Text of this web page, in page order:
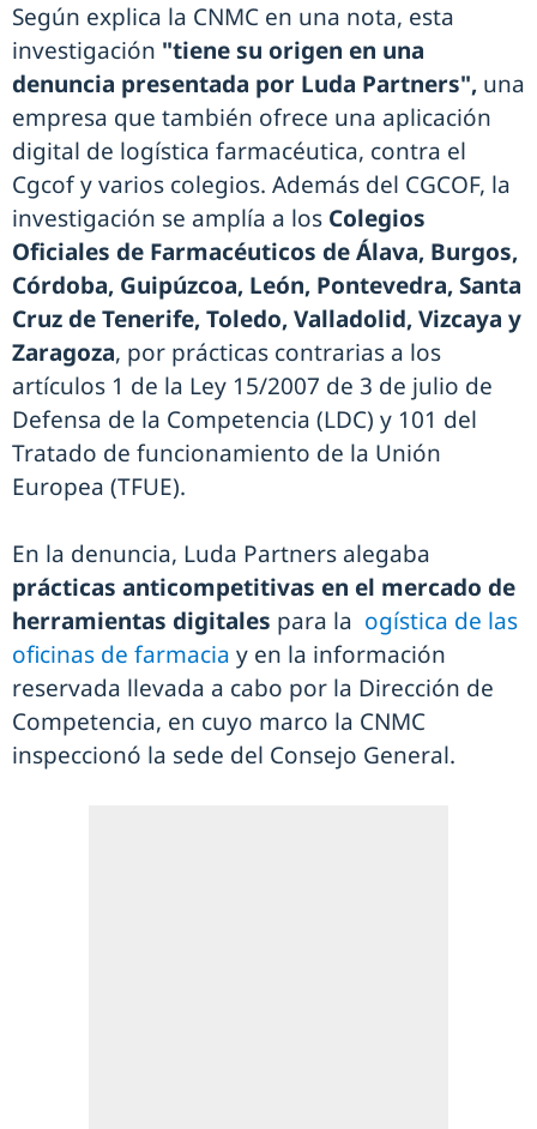
Según explica la CNMC en una nota, esta
investigación "tiene su origen en una
denuncia presentada por Luda Partners", una
empresa que también ofrece una aplicación
digital de logística farmacéutica, contra el
Cgcof y varios colegios. Además del CGCOF, la
investigación se amplía a los Colegios
Oficiales de Farmacéuticos de Álava, Burgos,
Córdoba, Guipúzcoa, León, Pontevedra, Santa
Cruz de Tenerife, Toledo, Valladolid, Vizcaya y
Zaragoza, por prácticas contrarias a los
artículos 1 de la Ley 15/2007 de 3 de julio de
Defensa de la Competencia (LDC) y 101 del
Tratado de funcionamiento de la Unión
Europea (TFUE).
En la denuncia, Luda Partners alegaba
prácticas anticompetitivas en el mercado de
herramientas digitales para la ogística de las
oficinas de farmacia y en la información
reservada llevada a cabo por la Dirección de
Competencia, en cuyo marco la CNMC
inspeccionó la sede del Consejo General.